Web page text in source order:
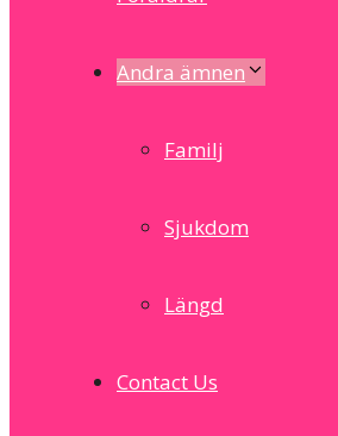
Andra ämnen
Familj
Sjukdom
Längd
Contact Us